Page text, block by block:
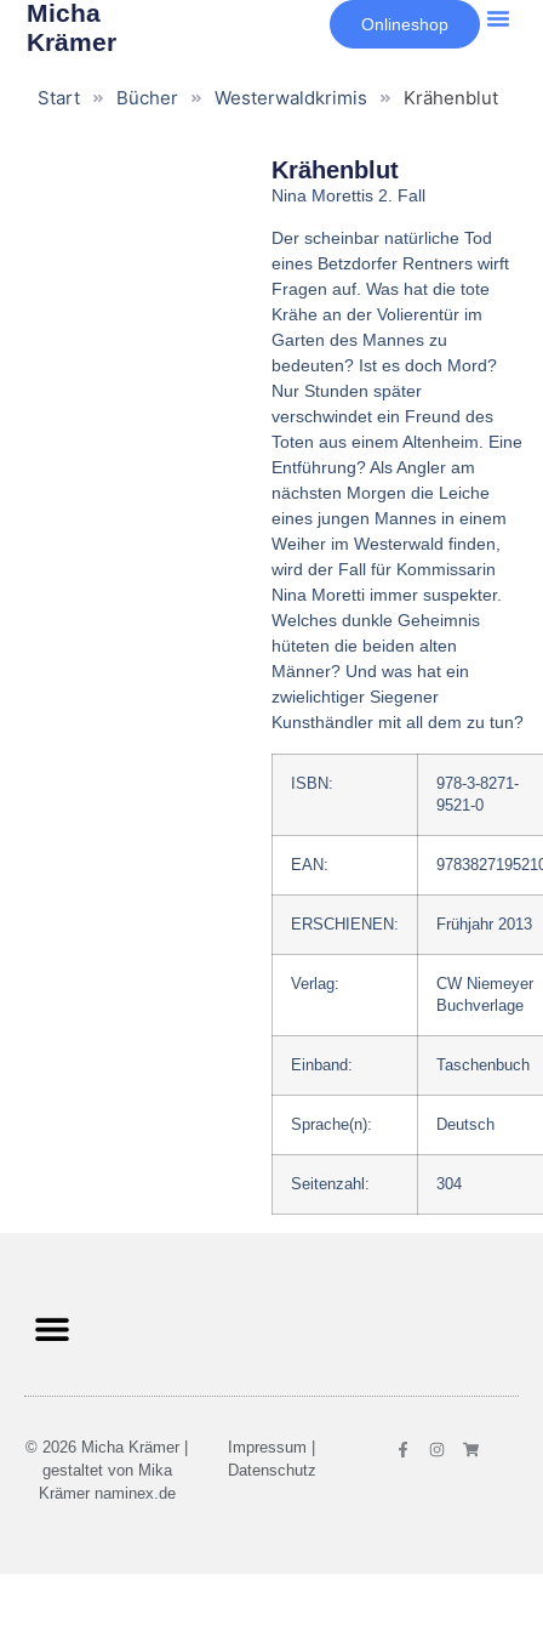
springen
Micha
Krämer
Onlineshop
Start Bücher Westerwaldkrimis Krähenblut
Krähenblut
Nina Morettis 2. Fall
Der scheinbar natürliche Tod
eines Betzdorfer Rentners wirft
Fragen auf. Was hat die tote
Krähe an der Volierentür im
Garten des Mannes zu
bedeuten? Ist es doch Mord?
Nur Stunden später
verschwindet ein Freund des
Toten aus einem Altenheim. Eine
Entführung? Als Angler am
nächsten Morgen die Leiche
eines jungen Mannes in einem
Weiher im Westerwald finden,
wird der Fall für Kommissarin
Nina Moretti immer suspekter.
Welches dunkle Geheimnis
hüteten die beiden alten
Männer? Und was hat ein
zwielichtiger Siegener
Kunsthändler mit all dem zu tun?
ISBN:
978-3-8271-
9521-0
EAN:
ERSCHIENEN: Frühjahr 2013
Verlag:
CW Niemeyer
Buchverlage
Einband: Taschenbuch
Sprache(n): Deutsch
Seitenzahl: 304
© 2026 Micha Krämer |
gestaltet von Mika
Krämer naminex.de
Impressum
Datenschutz